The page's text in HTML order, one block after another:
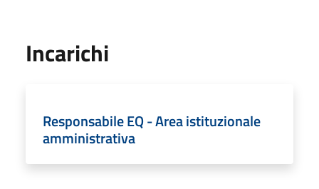
Incarichi
Responsabile EQ - Area istituzionale
amministrativa